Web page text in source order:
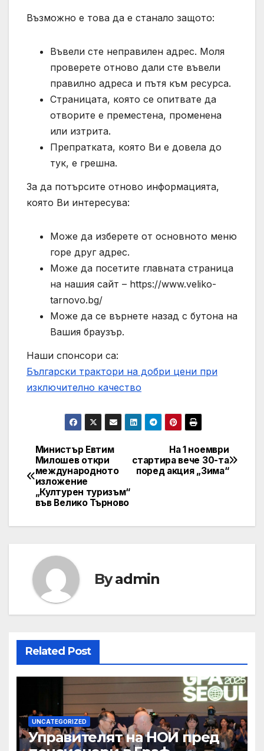
Възможно е това да е станало защото:
Въвели сте неправилен адрес. Моля
проверете отново дали сте въвели
правилно адреса и пътя към ресурса.
Страницата, която се опитвате да
отворите е преместена, променена
или изтрита.
Препратката, която Ви е довела до
тук, е грешна.
За да потърсите отново информацията,
която Ви интересува:
Може да изберете от основното меню
горе друг адрес.
Може да посетите главната страница
на нашия сайт – https://www.veliko-
tarnovo.bg/
Може да се върнете назад с бутона на
Вашия браузър.
Наши спонсори са:
Български трактори на добри цени при
изключително качество
Post
navigation
На 1 ноември
стартира вече 30-та
поред акция „Зима“
Министър Евтим
Милошев откри
международното
изложение
„Културен туризъм“
във Велико Търново
Byadmin
Related Post
UNCATEGORIZED
Управителят на НОИ пред